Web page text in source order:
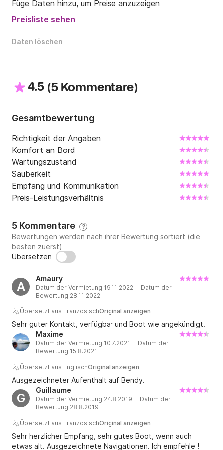
Füge Daten hinzu, um Preise anzuzeigen
Preisliste sehen
Daten löschen
4.5 (5 Kommentare)
Gesamtbewertung
Richtigkeit der Angaben
Komfort an Bord
Wartungszustand
Sauberkeit
Empfang und Kommunikation
Preis-Leistungsverhältnis
5 Kommentare ?
Bewertungen werden nach ihrer Bewertung sortiert (die
besten zuerst)
Übersetzen
A
Amaury
Datum der Vermietung 19.11.2022 · Datum der
Bewertung 28.11.2022
Übersetzt aus FranzösischOriginal anzeigen
Sehr guter Kontakt, verfügbar und Boot wie angekündigt.
Maxime
Datum der Vermietung 10.7.2021 · Datum der
Bewertung 15.8.2021
Übersetzt aus EnglischOriginal anzeigen
Ausgezeichneter Aufenthalt auf Bendy.
G
Guillaume
Datum der Vermietung 24.8.2019 · Datum der
Bewertung 28.8.2019
Übersetzt aus FranzösischOriginal anzeigen
Sehr herzlicher Empfang, sehr gutes Boot, wenn auch
etwas alt. Ausgezeichnete Navigationen. Ich empfehle !